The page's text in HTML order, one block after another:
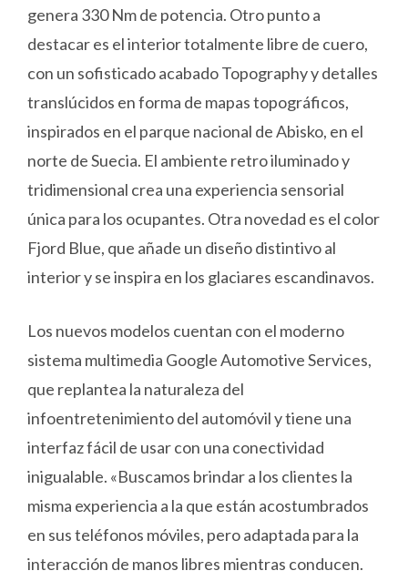
genera 330 Nm de potencia. Otro punto a
destacar es el interior totalmente libre de cuero,
con un sofisticado acabado Topography y detalles
translúcidos en forma de mapas topográficos,
inspirados en el parque nacional de Abisko, en el
norte de Suecia. El ambiente retro iluminado y
tridimensional crea una experiencia sensorial
única para los ocupantes. Otra novedad es el color
Fjord Blue, que añade un diseño distintivo al
interior y se inspira en los glaciares escandinavos.
Los nuevos modelos cuentan con el moderno
sistema multimedia Google Automotive Services,
que replantea la naturaleza del
infoentretenimiento del automóvil y tiene una
interfaz fácil de usar con una conectividad
inigualable. «Buscamos brindar a los clientes la
misma experiencia a la que están acostumbrados
en sus teléfonos móviles, pero adaptada para la
interacción de manos libres mientras conducen.